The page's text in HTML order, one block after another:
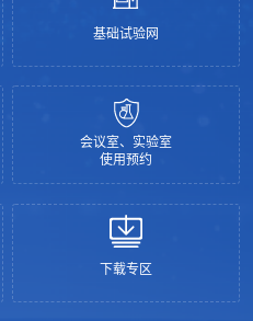
基础试验网
会议室、实验室
使用预约
下载专区